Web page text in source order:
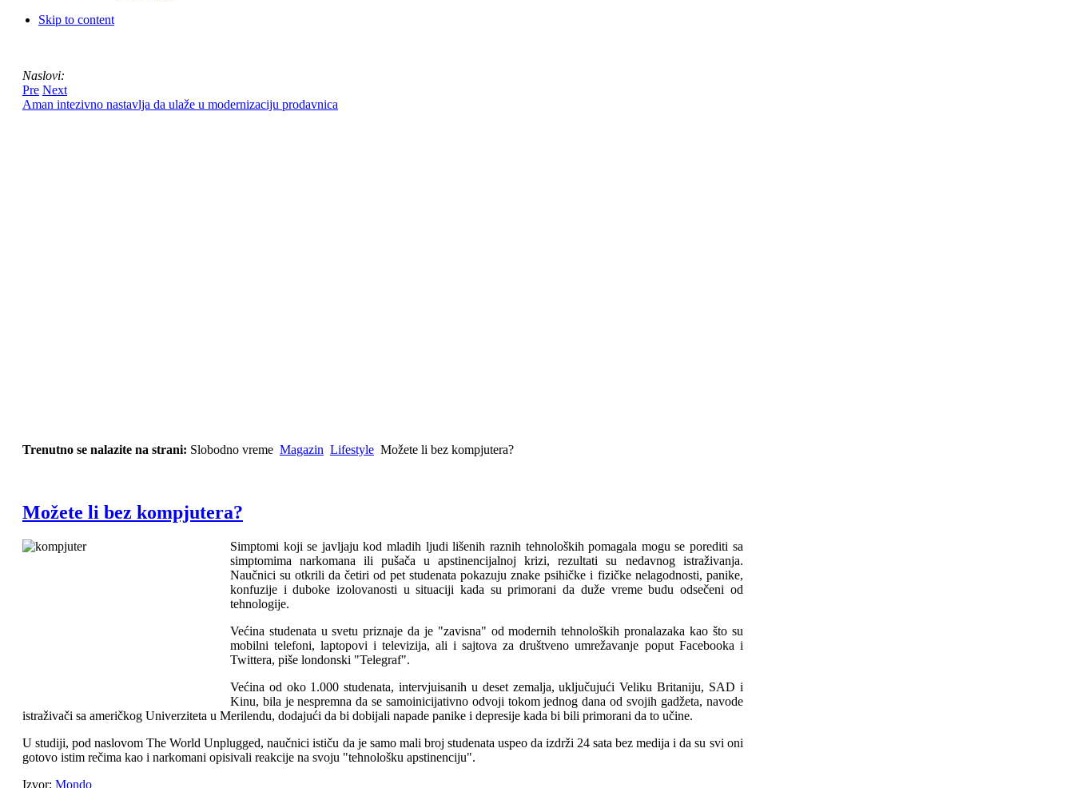
Skip to content
Naslovi:
Pre Next
Aman intezivno nastavlja da ulaže u modernizaciju prodavnica
Trenutno se nalazite na strani: Slobodno vreme Magazin Lifestyle Možete li bez kompjutera?
Možete li bez kompjutera?
Simptomi koji se javljaju kod mladih ljudi lišenih raznih tehnoloških pomagala mogu se porediti sa
simptomima narkomana ili pušača u apstinencijalnoj krizi, rezultati su nedavnog istraživanja.
Naučnici su otkrili da četiri od pet studenata pokazuju znake psihičke i fizičke nelagodnosti, panike,
konfuzije i duboke izolovanosti u situaciji kada su primorani da duže vreme budu odsečeni od
tehnologije.
Većina studenata u svetu priznaje da je "zavisna" od modernih tehnoloških pronalazaka kao što su
mobilni telefoni, laptopovi i televizija, ali i sajtova za društveno umrežavanje poput Facebooka i
Twittera, piše londonski "Telegraf".
Većina od oko 1.000 studenata, intervjuisanih u deset zemalja, uključujući Veliku Britaniju, SAD i
Kinu, bila je nespremna da se samoinicijativno odvoji tokom jednog dana od svojih gadžeta, navode
istraživači sa američkog Univerziteta u Merilendu, dodajući da bi dobijali napade panike i depresije kada bi bili primorani da to učine.
U studiji, pod naslovom The World Unplugged, naučnici ističu da je samo mali broj studenata uspeo da izdrži 24 sata bez medija i da su svi oni
gotovo istim rečima kao i narkomani opisivali reakcije na svoju "tehnološku apstinenciju".
Izvor: Mondo